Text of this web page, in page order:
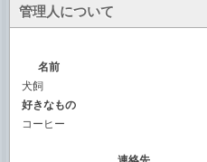
管理人について
名前
犬飼
好きなもの
コーヒー